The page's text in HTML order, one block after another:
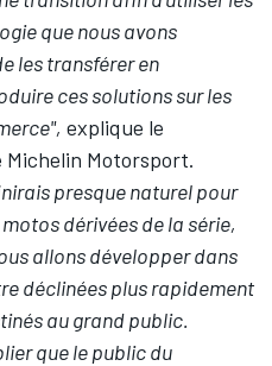
que nous avons
les transférer en
ces solutions sur les
explique le
Motorsport.
presque naturel pour
dérivées de la série,
allons développer dans
déclinées plus rapidement
au grand public.
que le public du